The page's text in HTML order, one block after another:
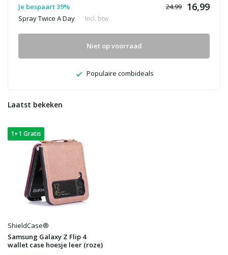
Je bespaart 39% 24.99 16,99
Spray Twice A Day Incl. btw
Niet op voorraad
Populaire combideals
Laatst bekeken
1+1 Gratis
ShieldCase®
Samsung Galaxy Z Flip 4
wallet case hoesje leer (roze)